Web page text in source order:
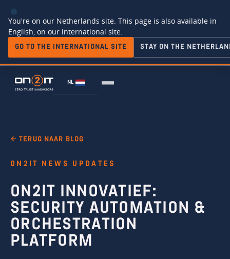
You're on our Netherlands site. This page is also available in
English, on our international site.
GO TO THE INTERNATIONAL SITE STAY ON THE
NL
← TERUG NAAR BLOG
ON2IT NEWS UPDATES
ON2IT INNOVATIEF:
SECURITY AUTOMATION &
ORCHESTRATION
PLATFORM